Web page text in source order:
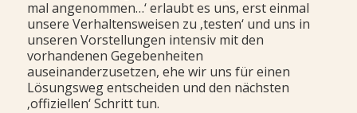
mal angenommen…‘ erlaubt es uns, erst einmal
unsere Verhaltensweisen zu ‚testen‘ und uns in
unseren Vorstellungen intensiv mit den
vorhandenen Gegebenheiten
auseinanderzusetzen, ehe wir uns für einen
Lösungsweg entscheiden und den nächsten
‚offiziellen‘ Schritt tun.